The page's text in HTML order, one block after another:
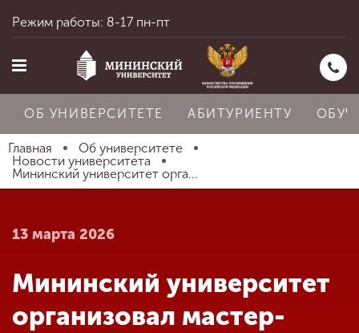
Главная
Абитуриенту
Режим работы: 8-17 пн-пт
ОБ УНИВЕРСИТЕТЕ АБИТУРИЕНТУ
Главная
Об университете
Новости университета
Мининский университет орга...
13 марта 2026
Мининский университет
организовал мастер-